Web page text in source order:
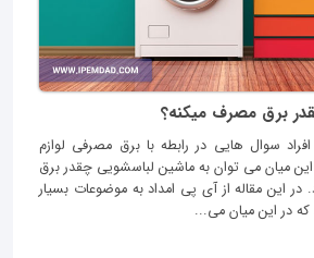
برق مصرف میکنه؟
سوال هایی در رابطه با برق مصرفی لوازم
میان می توان به ماشین لباسشویی چقدر برق
این مقاله از آی پی امداد به موضوعات بسیار
در این میان می...